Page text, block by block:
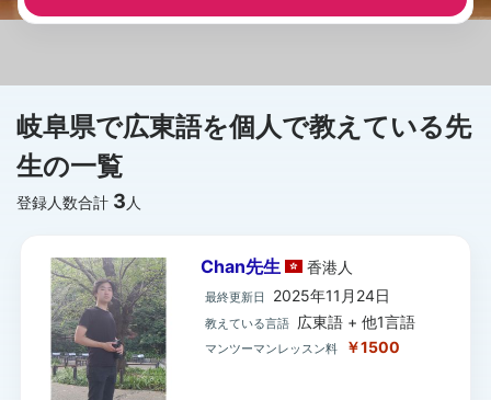
岐阜県で広東語を個人で教えている先
生の一覧
登録人数合計 3 人
Chan先生 香港人
最終更新日 2025年11月24日
教えている言語 広東語 + 他1言語
マンツーマンレッスン料 ￥1500